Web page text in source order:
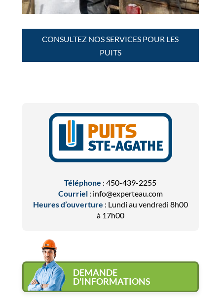
CONSULTEZ NOS SERVICES POUR LES
PUITS
Téléphone :450-439-2255
Courriel : info@experteau.com
Heures d’ouverture : Lundi au vendredi 8h00
à 17h00
DEMANDE
D'INFORMATIONS